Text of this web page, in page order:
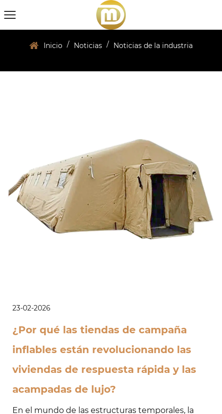
Inicio / Noticias / Noticias de la industria
23-02-2026
¿Por qué las tiendas de campaña
inflables están revolucionando las
viviendas de respuesta rápida y las
acampadas de lujo?
En el mundo de las estructuras temporales, la